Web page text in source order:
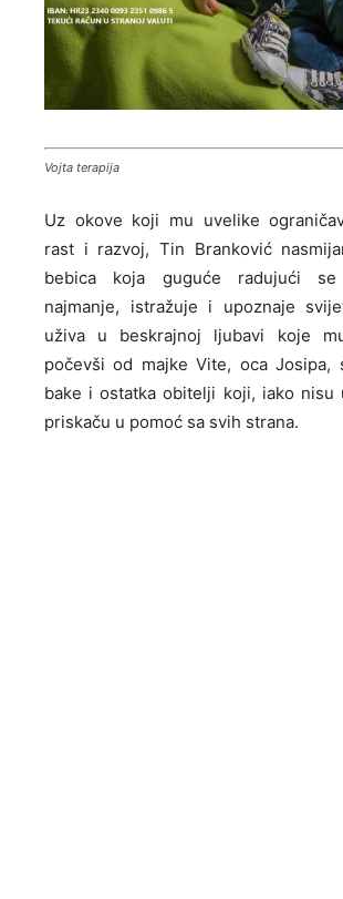
Vojta terapija
Uz okove koji mu uvelike
rast i razvoj, Tin Branković
bebica koja guguće radujući
najmanje, istražuje i upoznaje
uživa u beskrajnoj ljubavi koje
počevši od majke Vite, oca Josipa,
bake i ostatka obitelji koji, iako nisu
priskaču u pomoć sa svih strana.